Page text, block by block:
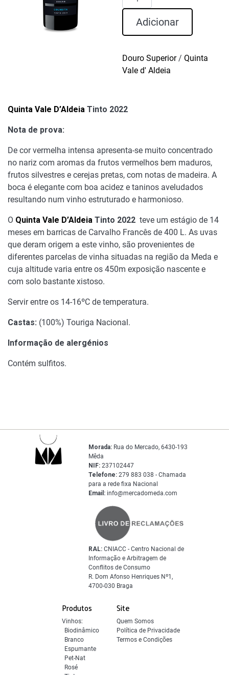
de
Quinta
Tinto
2022
Adicionar
Douro Superior/ Quinta
Vale d' Aldeia
Quinta Vale D’Aldeia Tinto 2022
Nota de prova:
De cor vermelha intensa apresenta-se muito concentrado
no nariz com aromas da frutos vermelhos bem maduros,
frutos silvestres e cerejas pretas, com notas de madeira. A
boca é elegante com boa acidez e taninos aveludados
resultando num vinho estruturado e harmonioso.
O Quinta Vale D’Aldeia Tinto 2022 teve um estágio de 14
meses em barricas de Carvalho Francês de 400 L. As uvas
que deram origem a este vinho, são provenientes de
diferentes parcelas de vinha situadas na região da Meda e
cuja altitude varia entre os 450m exposição nascente e
com solo bastante xistoso.
Servir entre os 14-16ºC de temperatura.
Castas: (100%) Touriga Nacional.
Informação de alergénios
Contém sulfitos.
Produtos
Vinhos:
Biodinâmico
Branco
Espumante
Pet-Nat
Rosé
Site
Quem Somos
Política de Privacidade
Termos e Condições
Morada: Rua do Mercado, 6430-193
Mêda
NIF: 237102447
Telefone: 279 883 038 - Chamada
para a rede fixa Nacional
Email: info@mercadomeda.com
RAL: CNIACC - Centro Nacional de
Informação e Arbitragem de
Conflitos de Consumo
R. Dom Afonso Henriques Nº1,
4700-030 Braga